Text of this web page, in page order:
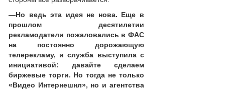
—Но ведь эта идея не нова. Еще в
прошлом десятилетии
рекламодатели пожаловались в ФАС
на постоянно дорожающую
телерекламу, и служба выступила с
инициативой: давайте сделаем
биржевые торги. Но тогда не только
«Видео Интернешнл», но и агентства